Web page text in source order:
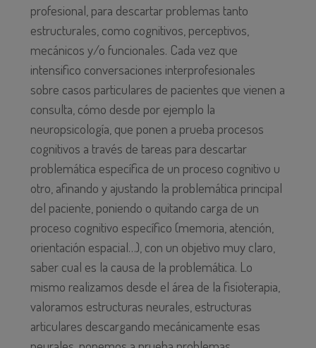
profesional, para descartar problemas tanto
estructurales, como cognitivos, perceptivos,
mecánicos y/o funcionales. Cada vez que
intensifico conversaciones interprofesionales
sobre casos particulares de pacientes que vienen a
consulta, cómo desde por ejemplo la
neuropsicología, que ponen a prueba procesos
cognitivos a través de tareas para descartar
problemática específica de un proceso cognitivo u
otro, afinando y ajustando la problemática principal
del paciente, poniendo o quitando carga de un
proceso cognitivo específico (memoria, atención,
orientación espacial…), con un objetivo muy claro,
saber cual es la causa de la problemática. Lo
mismo realizamos desde el área de la fisioterapia,
valoramos estructuras neurales, estructuras
articulares descargando mecánicamente esas